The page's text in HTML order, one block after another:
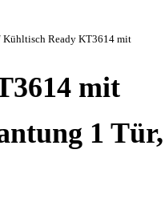
Ready KT3614 mit
mit
1 Tür,